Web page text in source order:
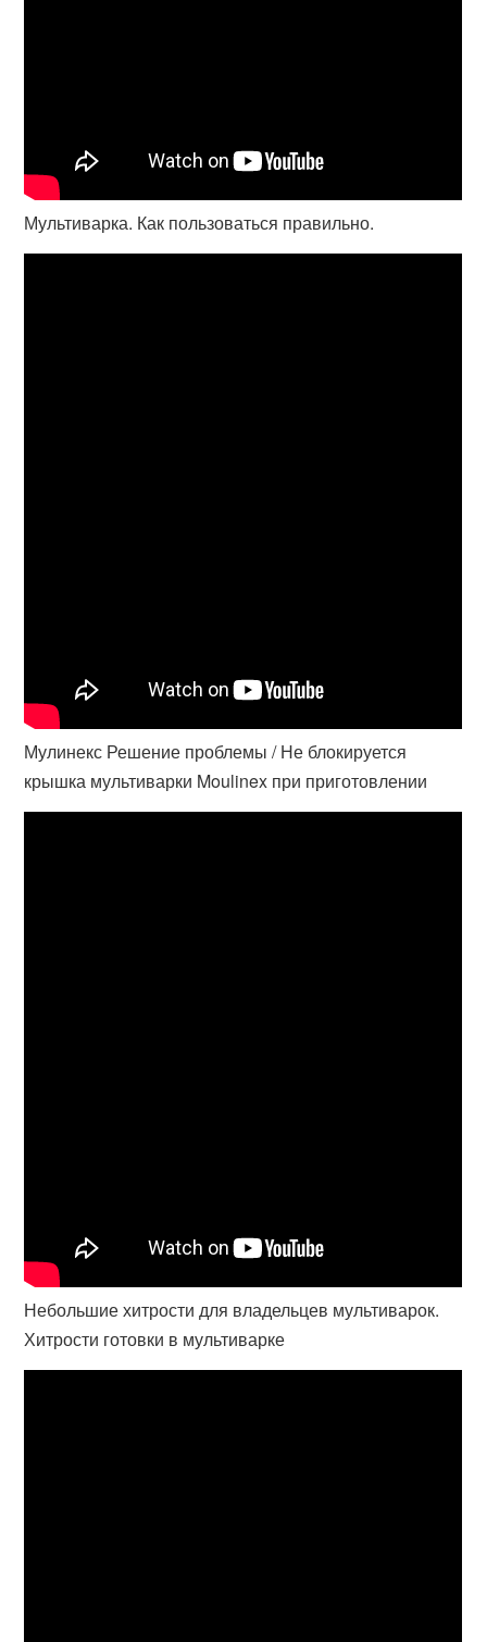
Мультиварка. Как пользоваться правильно.
Мулинекс Решение проблемы / Не блокируется
крышка мультиварки Moulinex при приготовлении
Небольшие хитрости для владельцев мультиварок.
Хитрости готовки в мультиварке